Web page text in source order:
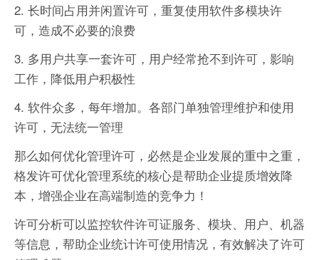
2. 长时间占用并闲置许可，重复使用软件多模块许
可，造成不必要的浪费
3. 多用户共享一套许可，用户经常抢不到许可，影响
工作，降低用户积极性
4. 软件众多，每年增加。各部门单独管理维护和使用
许可，无法统一管理
那么如何优化管理许可，必然是企业发展的重中之重，
格发许可优化管理系统的核心是帮助企业提质增效降
本，增强企业在高端制造的竞争力！
许可分析可以监控软件许可证服务、模块、用户、机器
等信息，帮助企业统计许可使用情况，有效解决了许可